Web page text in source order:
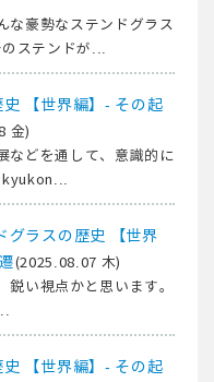
な豪勢なステンドグラス
ステンドが...
【世界編】- その起
金)
などを通して、意識的に
kyukon...
グラスの歴史 【世界
(2025.08.07 木)
鋭い視点かと思います。
【世界編】- その起